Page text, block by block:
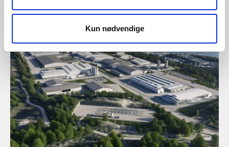
Kun nødvendige